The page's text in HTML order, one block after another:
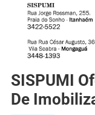
SISPUMI
De